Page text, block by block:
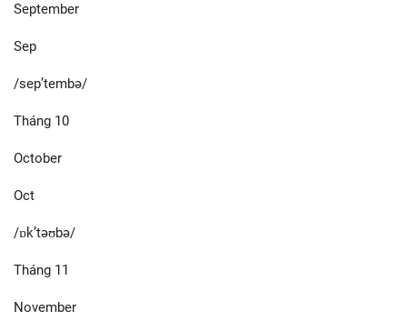
September
Sep
/sep’tembə/
Tháng 10
October
Oct
/ɒk’təʊbə/
Tháng 11
November